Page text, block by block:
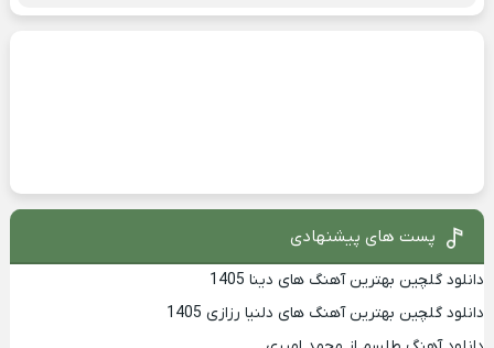
پست های پیشنهادی
دانلود گلچین بهترین آهنگ های دینا 1405
دانلود گلچین بهترین آهنگ های دلنیا رزازی 1405